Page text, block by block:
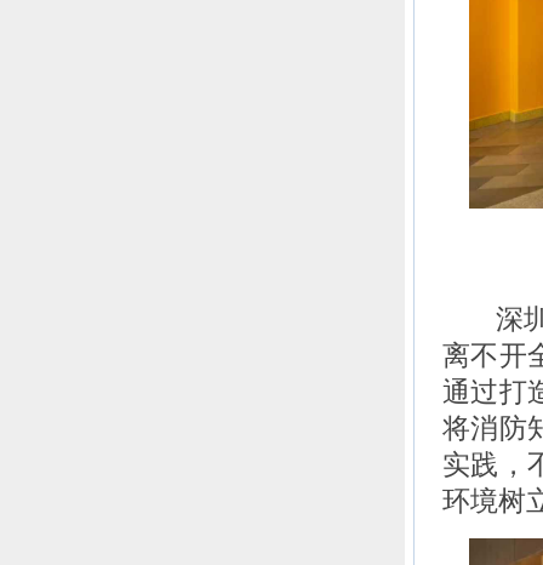
深圳
离不开
通过打
将消防
实践，
环境树